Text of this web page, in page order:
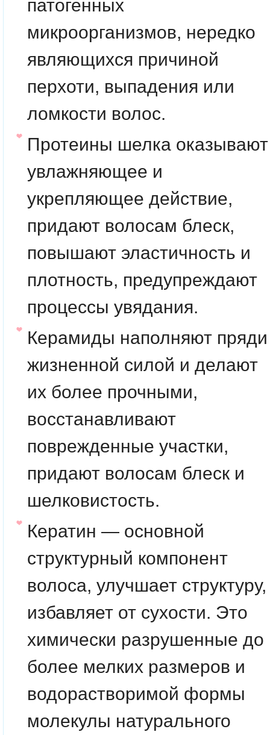
патогенных
микроорганизмов, нередко
являющихся причиной
перхоти, выпадения или
ломкости волос.
Протеины шелка оказывают
увлажняющее и
укрепляющее действие,
придают волосам блеск,
повышают эластичность и
плотность, предупреждают
процессы увядания.
Керамиды наполняют пряди
жизненной силой и делают
их более прочными,
восстанавливают
поврежденные участки,
придают волосам блеск и
шелковистость.
Кератин — основной
структурный компонент
волоса, улучшает структуру,
избавляет от сухости. Это
химически разрушенные до
более мелких размеров и
водорастворимой формы
молекулы натурального